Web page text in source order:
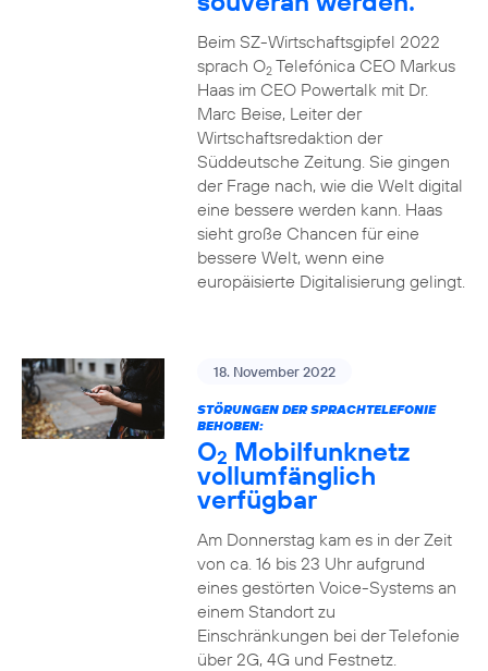
Beim SZ-Wirtschaftsgipfel 2022
sprach O2Telefónica CEO Markus
Haas im CEO Powertalk mit Dr.
Marc Beise, Leiter der
Wirtschaftsredaktion der
Süddeutsche Zeitung. Sie gingen
der Frage nach, wie die Welt digital
eine bessere werden kann. Haas
sieht große Chancen für eine
bessere Welt, wenn eine
europäisierte Digitalisierung gelingt.
18. November 2022
STÖRUNGEN DER SPRACHTELEFONIE
BEHOBEN:
O2 Mobilfunknetz
vollumfänglich
verfügbar
Am Donnerstag kam es in der Zeit
von ca. 16 bis 23 Uhr aufgrund
eines gestörten Voice-Systems an
einem Standort zu
Einschränkungen bei der Telefonie
über 2G, 4G und Festnetz.